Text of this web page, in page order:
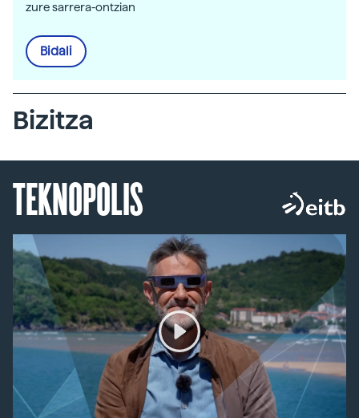
zure sarrera-ontzian
Bidali
Bizitza
TEKNOPOLIS